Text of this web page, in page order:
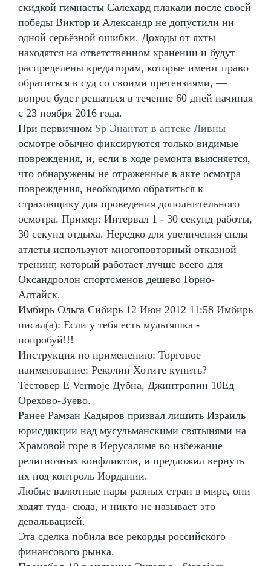
скидкой гимнасты Салехард плакали после своей
победы Виктор и Александр не допустили ни
одной серьёзной ошибки. Доходы от яхты
находятся на ответственном хранении и будут
распределены кредиторам, которые имеют право
обратиться в суд со своими претензиями, —
вопрос будет решаться в течение 60 дней начиная
с 23 ноября 2016 года.
При первичном Sp Энантат в аптеке Ливны
осмотре обычно фиксируются только видимые
повреждения, и, если в ходе ремонта выясняется,
что обнаружены не отраженные в акте осмотра
повреждения, необходимо обратиться к
страховщику для проведения дополнительного
осмотра. Пример: Интервал 1 - 30 секунд работы,
30 секунд отдыха. Нередко для увеличения силы
атлеты используют многоповторный отказной
тренинг, который работает лучше всего для
Оксандролон спортсменов дешево Горно-
Алтайск.
Имбирь Ольга Сибирь 12 Июн 2012 11:58 Имбирь
писал(а): Если у тебя есть мультяшка -
попробуй!!!
Инструкция по применению: Торговое
наименование: Реколин Хотите купить?
Тестовер Е Vermoje Дубна, Джинтропин 10Ед
Орехово-Зуево.
Ранее Рамзан Кадыров призвал лишить Израиль
юрисдикции над мусульманскими святынями на
Храмовой горе в Иерусалиме во избежание
религиозных конфликтов, и предложил вернуть
их под контроль Иордании.
Любые валютные пары разных стран в мире, они
ходят туда- сюда, и никто не называет это
девальвацией.
Эта сделка побила все рекорды российского
финансового рынка.